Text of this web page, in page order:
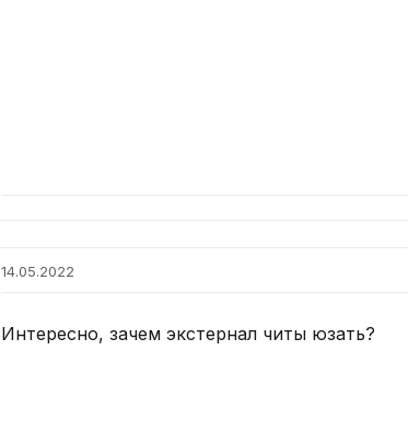
14.05.2022
Интересно, зачем экстернал читы юзать?